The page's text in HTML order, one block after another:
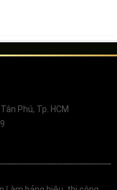
Phú, Tp. HCM